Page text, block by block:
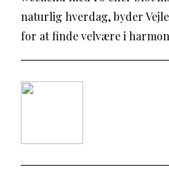
naturlig hverdag, byder
for at finde velvære i